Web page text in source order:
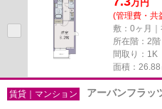
万円
(管理費・共
敷：0ヶ月
所在階：2階
間取り：1K
面積：26.88
賃貸｜マンション アーバンフラッ